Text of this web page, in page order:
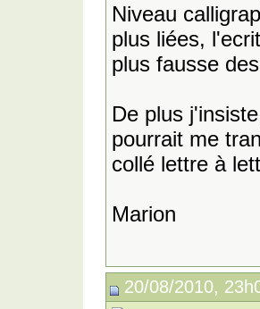
Niveau
plus liées,
plus fausse
De plus
pourrait me
collé lettre à
Marion
20/08/2010,